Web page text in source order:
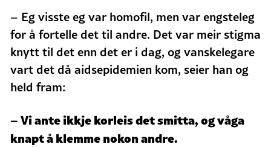
– Eg visste eg var homofil, men var engsteleg
for å fortelle det til andre. Det var meir stigma
knytt til det enn det er i dag, og vanskelegare
vart det då aidsepidemien kom, seier han og
held fram:
– Vi ante ikkje korleis det smitta, og våga
knapt å klemme nokon andre.